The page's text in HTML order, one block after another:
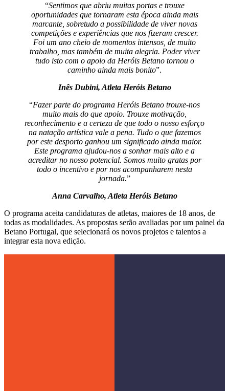
“Sentimos que abriu muitas portas e trouxe
oportunidades que tornaram esta época ainda mais
marcante, sobretudo a possibilidade de viver novas
competições e experiências que nos fizeram crescer.
Foi um ano cheio de momentos intensos, de muito
trabalho, mas também de muita alegria. Poder viver
tudo isto com o apoio da Heróis Betano tornou o
caminho ainda mais bonito”.
Inês Dubini, Atleta Heróis Betano
“Fazer parte do programa Heróis Betano trouxe-nos
muito mais do que apoio. Trouxe motivação,
reconhecimento e a certeza de que todo o nosso esforço
na natação artística vale a pena. Tudo o que fazemos
por este desporto ganhou um significado ainda maior.
Este programa ajudou-nos a sonhar mais alto e a
acreditar no nosso potencial. Somos muito gratas por
todo o incentivo e por nos acompanharem nesta
jornada.”
Anna Carvalho, Atleta Heróis Betano
O programa aceita candidaturas de atletas, maiores de 18 anos, de
todas as modalidades. As propostas serão avaliadas por um painel da
Betano Portugal, que selecionará os novos projetos e talentos a
integrar esta nova edição.